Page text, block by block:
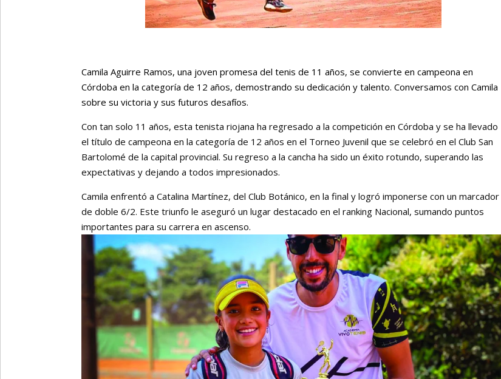
Camila Aguirre Ramos, una joven promesa del tenis de 11 años, se convierte en campeona en
Córdoba en la categoría de 12 años, demostrando su dedicación y talento. Conversamos con Camila
sobre su victoria y sus futuros desafíos.
Con tan solo 11 años, esta tenista riojana ha regresado a la competición en Córdoba y se ha llevado
el título de campeona en la categoría de 12 años en el Torneo Juvenil que se celebró en el Club San
Bartolomé de la capital provincial. Su regreso a la cancha ha sido un éxito rotundo, superando las
expectativas y dejando a todos impresionados.
Camila enfrentó a Catalina Martínez, del Club Botánico, en la final y logró imponerse con un marcador
de doble 6/2. Este triunfo le aseguró un lugar destacado en el ranking Nacional, sumando puntos
importantes para su carrera en ascenso.